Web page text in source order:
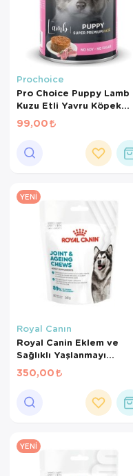
Prochoice
Pro Choice Puppy Lamb
Kuzu Etli Yavru Köpek
Konservesi 400 Gr
99,00
YENI
Royal Canın
Royal Canin Eklem ve
Sağlıklı Yaşlanmayı
Destekleyen Tamamlayıcı
Yetişkin Köpek Ödül
350,00
YENI